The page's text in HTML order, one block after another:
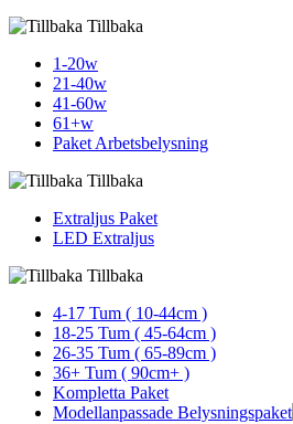
Tillbaka
1-20w
21-40w
41-60w
61+w
Paket Arbetsbelysning
Tillbaka
Extraljus Paket
LED Extraljus
Tillbaka
4-17 Tum ( 10-44cm )
18-25 Tum ( 45-64cm )
26-35 Tum ( 65-89cm )
36+ Tum ( 90cm+ )
Kompletta Paket
Modellanpassade Belysningspaket